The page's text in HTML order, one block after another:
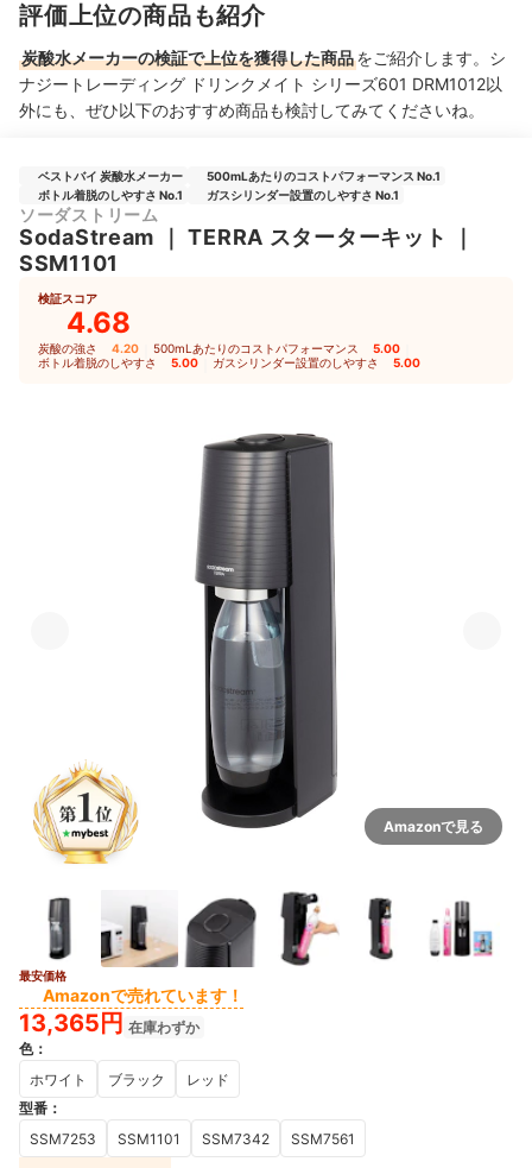
評価上位の商品も紹介
炭酸水メーカーの検証で上位を獲得した商品をご紹介します。シ
ナジートレーディング ドリンクメイト シリーズ601 DRM1012以
外にも、ぜひ以下のおすすめ商品も検討してみてくださいね。
ベストバイ 炭酸水メーカー
500mLあたりのコストパフォーマンス No.1
ボトル着脱のしやすさ No.1
ガスシリンダー設置のしやすさ No.1
ソーダストリーム
SodaStream ｜TERRA スターターキット
SSM1101
検証スコア
4.68
炭酸の強さ 4.20 500mLあたりのコストパフォーマンス 5.00
ボトル着脱のしやすさ 5.00 ガスシリンダー設置のしやすさ 5.00
Amazonで見る
最安価格
Amazonで売れています！
13,365円 在庫わずか
色：
ホワイト
ブラック
レッド
型番 ：
SSM7253
SSM1101 SSM7342 SSM7561